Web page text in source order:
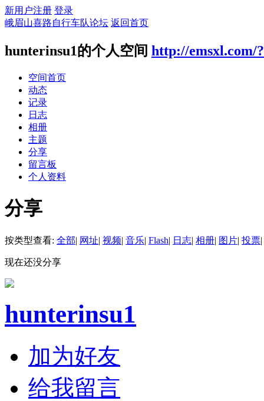
新用户注册 登录
峨眉山喜路自行车队论坛 返回首页
hunterinsu1的个人空间 http://emsxl.com/
空间首页
动态
记录
日志
相册
主题
分享
留言板
个人资料
分享
按类型查看: 全部| 网址| 视频| 音乐| Flash| 日志| 相册| 图片| 投票|
现在还没分享
hunterinsu1
加为好友
给我留言